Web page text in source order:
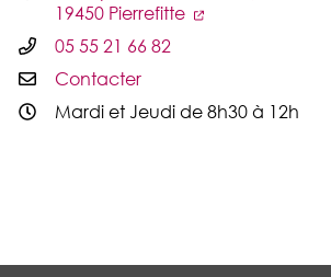
19450 Pierrefitte
05 55 21 66 82
Contacter
Mardi et Jeudi de 8h30 à 12h